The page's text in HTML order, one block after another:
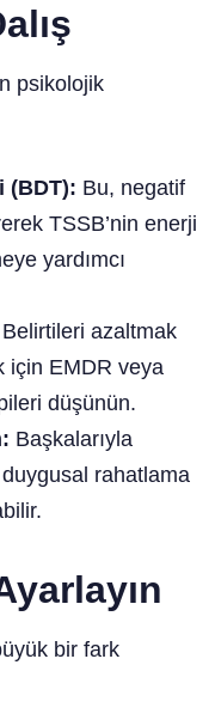
psikolojik
(BDT): Bu, negatif
TSSB’nin enerji
yardımcı
Belirtileri azaltmak
için EMDR veya
düşünün.
Başkalarıyla
rahatlama
bir fark